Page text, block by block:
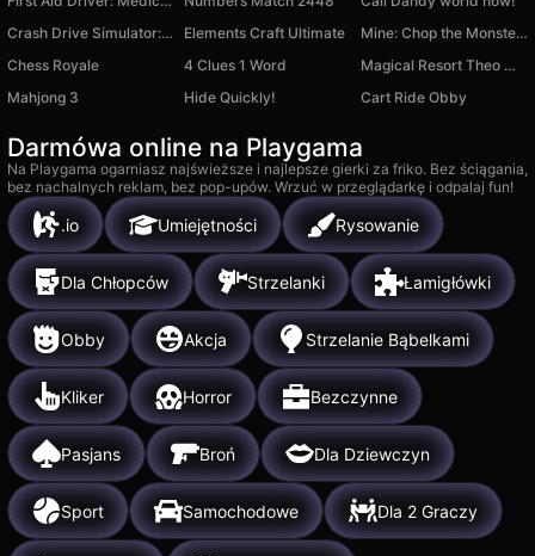
Crash Drive Simulator: Destroy cars!
Elements Craft Ultimate
Mine: Chop the Monsters
Chess Royale
4 Clues 1 Word
Magical Resort Theo Morini
Mahjong 3
Hide Quickly! Cart Ride Obby
Darmówa online na Playgama
Na Playgama ogarniasz najświeższe i najlepsze gierki za friko. Bez ściągania,
bez nachalnych reklam, bez pop-upów. Wrzuć w przeglądarkę i odpalaj fun!
.io Umiejętności Rysowanie
Dla Chłopców Strzelanki Łamigłówki
Obby Akcja Strzelanie Bąbelkami
Kliker Horror Bezczynne
Pasjans Broń Dla Dziewczyn
Sport Samochodowe Dla 2 Graczy